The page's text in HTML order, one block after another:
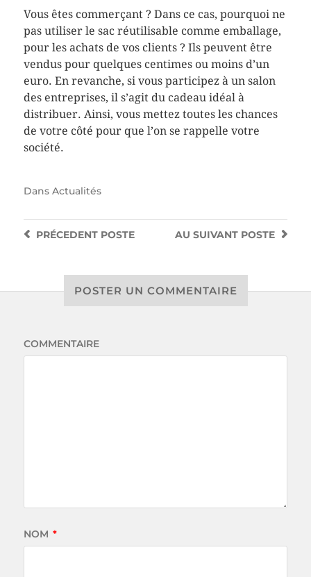
Vous êtes commerçant ? Dans ce cas, pourquoi ne
pas utiliser le sac réutilisable comme emballage,
pour les achats de vos clients ? Ils peuvent être
vendus pour quelques centimes ou moins d’un
euro. En revanche, si vous participez à un salon
des entreprises, il s’agit du cadeau idéal à
distribuer. Ainsi, vous mettez toutes les chances
de votre côté pour que l’on se rappelle votre
société.
Dans Actualités
AU SUIVANT POSTE
PRÉCEDENTPOSTE
POSTER UN COMMENTAIRE
COMMENTAIRE
NOM *